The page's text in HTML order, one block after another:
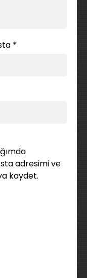
*
adresimi ve
kaydet.